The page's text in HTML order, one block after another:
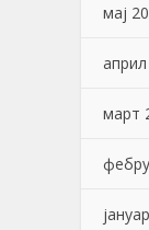
мај
март